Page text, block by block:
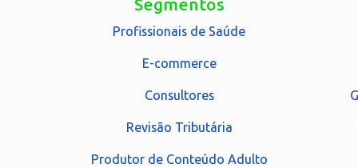
Segmentos
Profissionais de Saúde
E-commerce
Consultores
Revisão Tributária
Produtor de Conteúdo Adulto